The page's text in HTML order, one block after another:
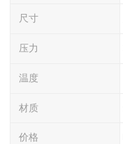
尺寸
压力
温度
材质
价格